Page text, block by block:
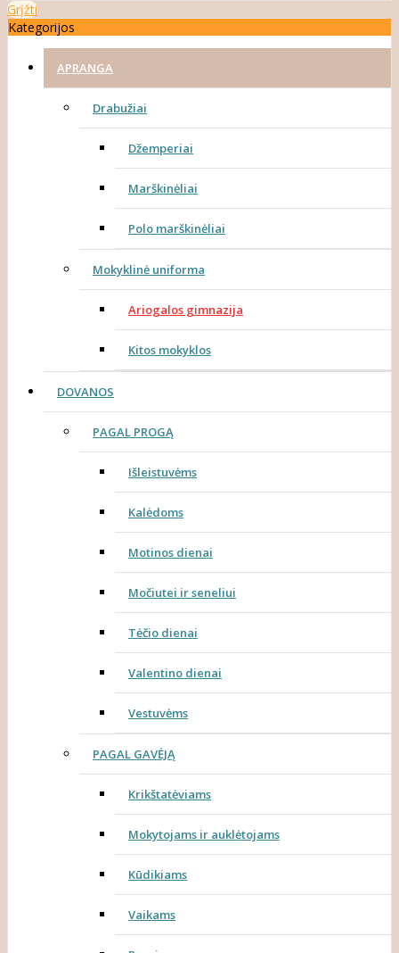
Grįžti
Kategorijos
APRANGA
Drabužiai
Džemperiai
Marškinėliai
Polo marškinėliai
Mokyklinė uniforma
Ariogalos gimnazija
Kitos mokyklos
DOVANOS
PAGAL PROGĄ
Išleistuvėms
Kalėdoms
Motinos dienai
Močiutei ir seneliui
Tėčio dienai
Valentino dienai
Vestuvėms
PAGAL GAVĖJĄ
Krikštatėviams
Mokytojams ir auklėtojams
Kūdikiams
Vaikams